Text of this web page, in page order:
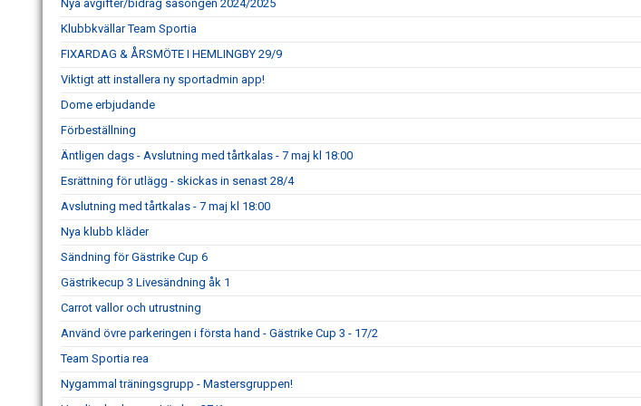
Nya avgifter/bidrag säsongen 2024/2025
Klubbkvällar Team Sportia
FIXARDAG & ÅRSMÖTE I HEMLINGBY 29/9
Viktigt att installera ny sportadmin app!
Dome erbjudande
Förbeställning
Äntligen dags - Avslutning med tårtkalas - 7 maj kl 18:00
Esrättning för utlägg - skickas in senast 28/4
Avslutning med tårtkalas - 7 maj kl 18:00
Nya klubb kläder
Sändning för Gästrike Cup 6
Gästrikecup 3 Livesändning åk 1
Carrot vallor och utrustning
Använd övre parkeringen i första hand - Gästrike Cup 3 - 17/2
Team Sportia rea
Nygammal träningsgrupp - Mastersgruppen!